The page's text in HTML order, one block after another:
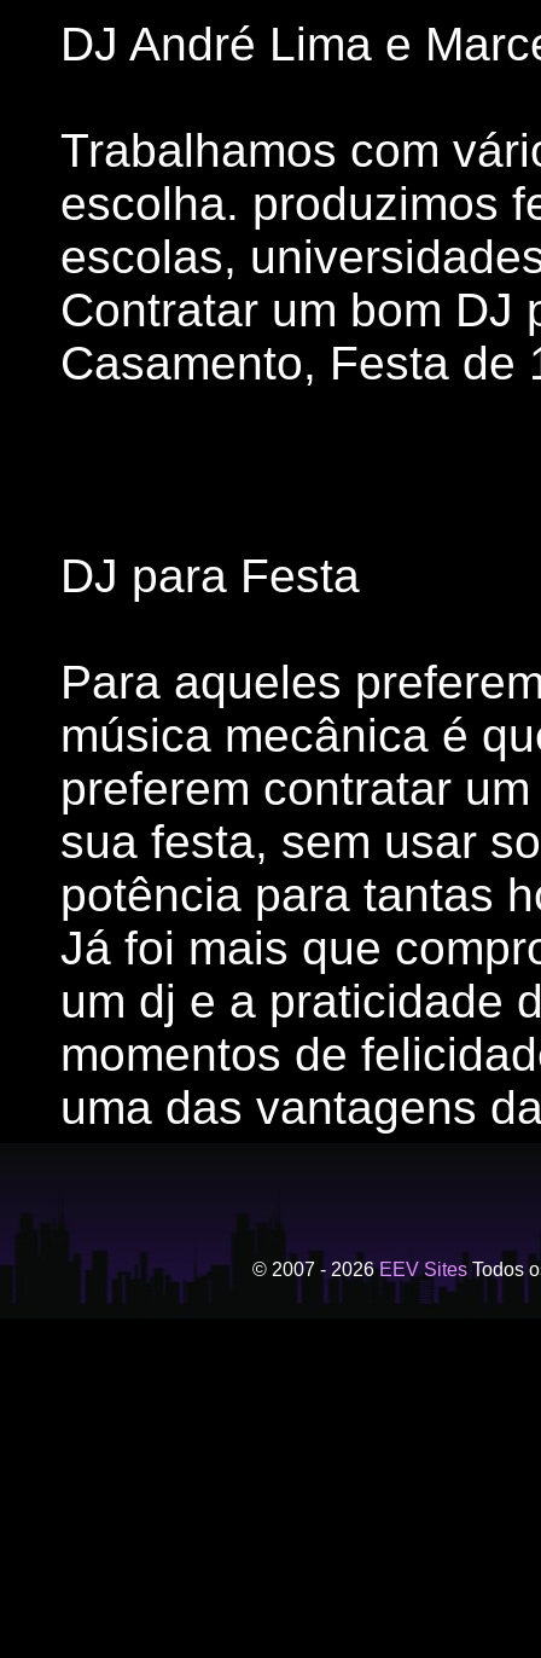
DJ André Lima e
Trabalhamos com
escolha. produzimos
escolas,
Contratar um bom DJ
Casamento, Festa de
DJ para Festa
Para aqueles
música mecânica é
preferem contratar
sua festa, sem usar
potência para tantas
Já foi mais que
um dj e a praticidade
momentos de
uma das vantagens
© 2007 - 2026EEV Sites Todos